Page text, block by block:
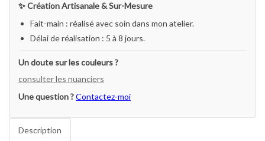
✨ Création Artisanale & Sur-Mesure
Fait-main : réalisé avec soin dans mon atelier.
Délai de réalisation : 5 à 8 jours.
Un doute sur les couleurs ?
consulter les nuanciers
Une question ?Contactez-moi
Description